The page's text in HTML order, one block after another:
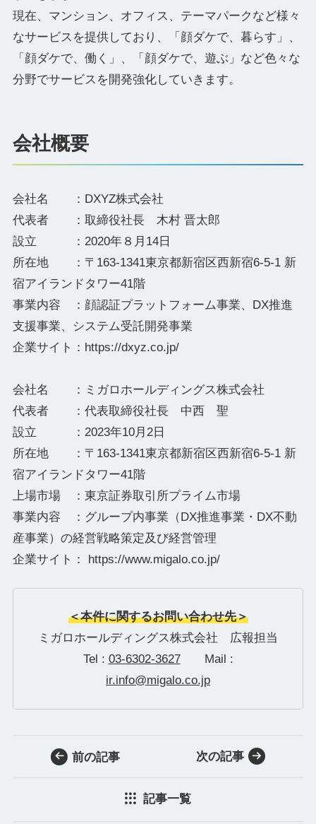
現在、マンション、オフィス、テーマパークなど様々
なサービスを提供しており、「顔ダケで、暮らす」、
「顔ダケで、働く」、「顔ダケで、遊ぶ」など色々な
分野でサービスを開発強化していきます。
会社概要
会社名 ：DXYZ株式会社
代表者 ：取締役社長 木村 晋太郎
設立 ：2020年８月14日
所在地 ：〒163-1341東京都新宿区西新宿6-5-1 新
宿アイランドタワー41階
事業内容 ：顔認証プラットフォーム事業、DX推進
支援事業、システム受託開発事業
企業サイト：https://dxyz.co.jp/
会社名 ：ミガロホールディングス株式会社
代表者 ：代表取締役社長 中西 聖
設立 ：2023年10月2日
所在地 ：〒163-1341東京都新宿区西新宿6-5-1 新
宿アイランドタワー41階
上場市場 ：東京証券取引所プライム市場
事業内容 ：グループ内事業（DX推進事業・DX不動
産事業）の経営戦略策定及び経営管理
企業サイト： https://www.migalo.co.jp/
＜本件に関するお問い合わせ先＞
ミガロホールディングス株式会社 広報担当
Tel : 03-6302-3627Mail :
ir.info@migalo.co.jp
前の記事
記事一覧
次の記事